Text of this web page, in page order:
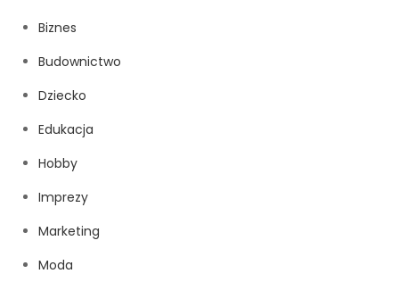
Biznes
Budownictwo
Dziecko
Edukacja
Hobby
Imprezy
Marketing
Moda